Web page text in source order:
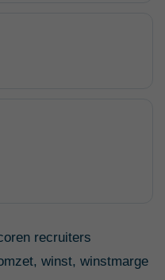
recruiters
winst, winstmarge